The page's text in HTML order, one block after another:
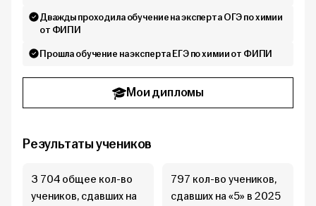
Дважды проходила обучение на эксперта ОГЭ по химии
от ФИПИ
Прошла обучение на эксперта ЕГЭ по химии от ФИПИ
Мои дипломы
Результаты учеников
3 704 общее кол-во
учеников, сдавших на
797 кол-во учеников,
сдавших на «5» в 2025